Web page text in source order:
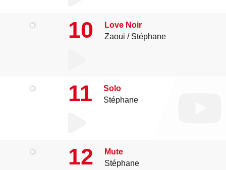
10
Love Noir
Zaoui
Stéphane
11
Solo
Stéphane
12
Mute
Stéphane